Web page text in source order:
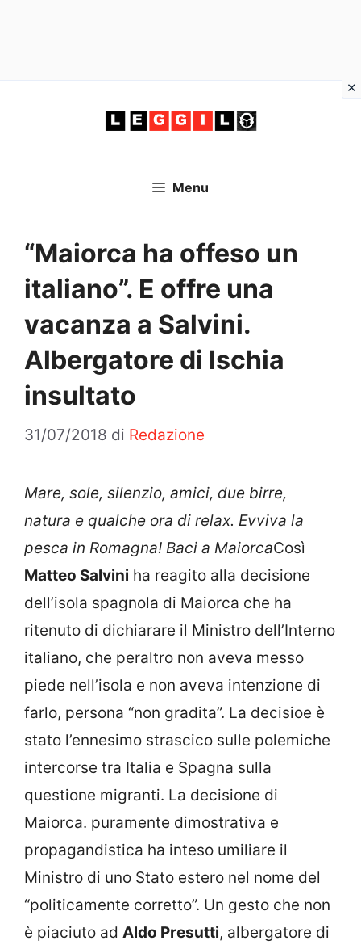
Menu
“Maiorca ha offeso un
italiano”. E offre una
vacanza a Salvini.
Albergatore di Ischia
insultato
31/07/2018 di Redazione
Mare, sole, silenzio, amici, due birre,
natura e qualche ora di relax. Evviva la
pesca in Romagna! Baci a MaiorcaCosì
Matteo Salvini ha reagito alla decisione
dell’isola spagnola di Maiorca che ha
ritenuto di dichiarare il Ministro dell’Interno
italiano, che peraltro non aveva messo
piede nell’isola e non aveva intenzione di
farlo, persona “non gradita”. La decisioe è
stato l’ennesimo strascico sulle polemiche
intercorse tra Italia e Spagna sulla
questione migranti. La decisione di
Maiorca. puramente dimostrativa e
propagandistica ha inteso umiliare il
Ministro di uno Stato estero nel nome del
“politicamente corretto”. Un gesto che non
è piaciuto ad Aldo Presutti, albergatore di